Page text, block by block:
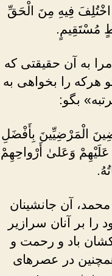
از
نماز
فِيهِ مِنَ الْحَقِّ
مُسْتَقِيمٍ.
به آن حقیقتى که
هرکه را بخواهى به
بگو:
الْمَرْضِيِّينَ بِأَفْضَلِ
وَعَلىٰ أَرْواحِهِمْ
آن جانشینان
را بر آنان سرازیر
باد و رحمت و
در عصرهاى